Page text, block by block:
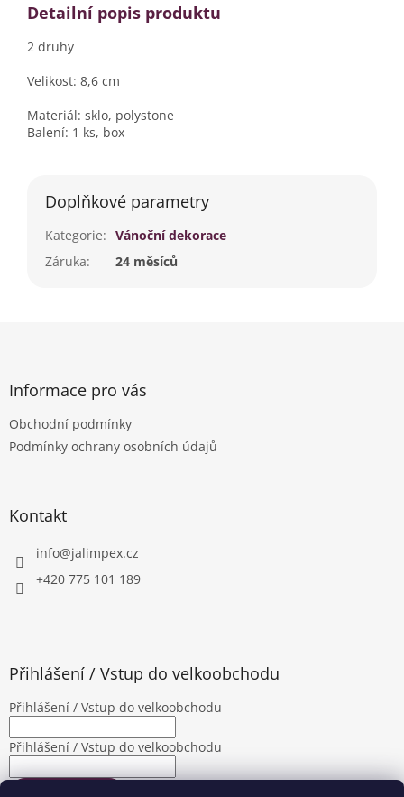
Detailní popis produktu
2 druhy
Velikost: 8,6 cm
Materiál: sklo, polystone
Balení: 1 ks, box
Doplňkové parametry
Kategorie: Vánoční dekorace
Záruka: 24 měsíců
Informace pro vás
Obchodní podmínky
Podmínky ochrany osobních údajů
Kontakt
info@jalimpex.cz
+420 775 101 189
Přihlášení / Vstup do velkoobchodu
Přihlášení / Vstup do velkoobchodu
Přihlášení / Vstup do velkoobchodu